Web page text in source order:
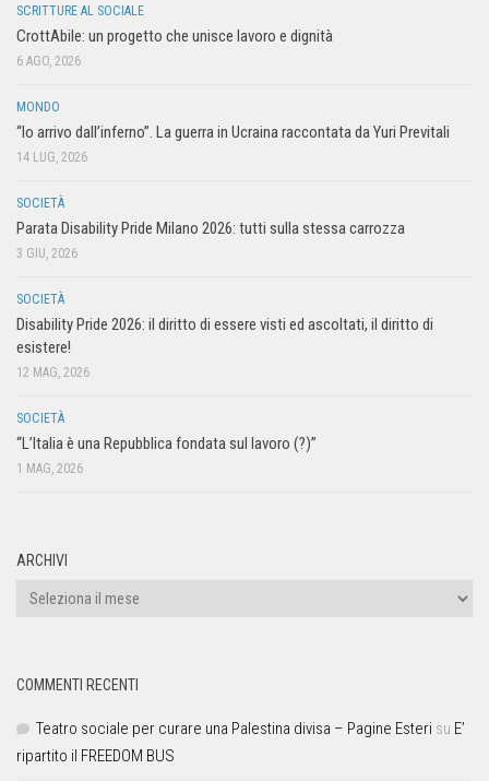
SCRITTURE AL SOCIALE
CrottAbile: un progetto che unisce lavoro e dignità
6 AGO, 2026
MONDO
“Io arrivo dall’inferno”. La guerra in Ucraina raccontata da Yuri Previtali
14 LUG, 2026
SOCIETÀ
Parata Disability Pride Milano 2026: tutti sulla stessa carrozza
3 GIU, 2026
SOCIETÀ
Disability Pride 2026: il diritto di essere visti ed ascoltati, il diritto di
esistere!
12 MAG, 2026
SOCIETÀ
“L’Italia è una Repubblica fondata sul lavoro (?)”
1 MAG, 2026
ARCHIVI
COMMENTI RECENTI
Teatro sociale per curare una Palestina divisa – Pagine Esteri su E’
ripartito il FREEDOM BUS